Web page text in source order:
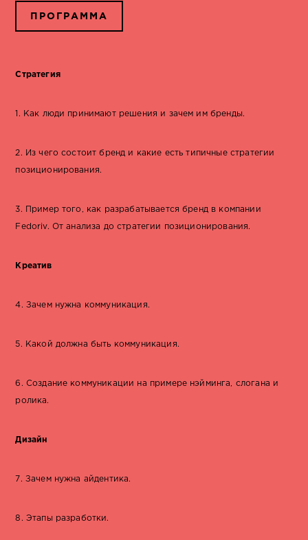
ПРОГРАММА
Стратегия
1. Как люди принимают решения и зачем им бренды.
2. Из чего состоит бренд и какие есть типичные стратегии
позиционирования.
3. Пример того, как разрабатывается бренд в компании
Fedoriv. От анализа до стратегии позиционирования.
Креатив
4. Зачем нужна коммуникация.
5. Какой должна быть коммуникация.
6. Создание коммуникации на примере нэйминга, слогана и
ролика.
Дизайн
7. Зачем нужна айдентика.
8. Этапы разработки.